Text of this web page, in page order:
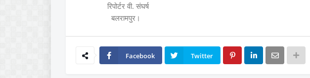
रिपोर्टर वी. संघर्ष
बलरामपुर।
Facebook Twitter